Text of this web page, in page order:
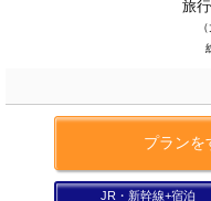
旅
プランを
JR・新幹線+宿泊